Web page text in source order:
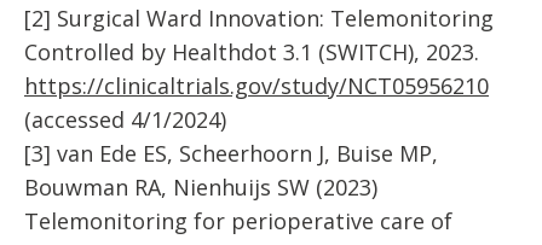
[2] Surgical Ward Innovation: Telemonitoring
Controlled by Healthdot 3.1 (SWITCH), 2023.
https://clinicaltrials.gov/study/NCT05956210
(accessed 4/1/2024)
[3] van Ede ES, Scheerhoorn J, Buise MP,
Bouwman RA, Nienhuijs SW (2023)
Telemonitoring for perioperative care of